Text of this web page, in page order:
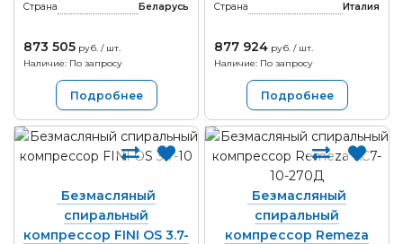
Страна
Беларусь
873 505 руб. / шт.
Наличие: По запросу
Подробнее
Страна
Италия
877 924 руб. / шт.
Наличие: По запросу
Подробнее
Безмасляный
спиральный
компрессор FINI OS 3.7-
Безмасляный
спиральный
компрессор Remeza